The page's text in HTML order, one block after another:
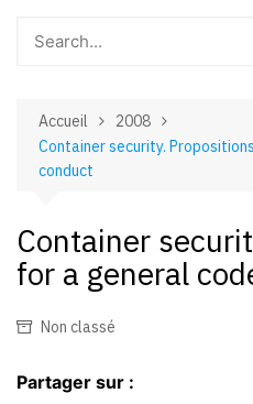
Accueil
2008
Container security.
conduct
Container
for a general
Non classé
Partager sur :